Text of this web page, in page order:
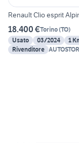
Renault Clio esprit
18.400 €Torino(TO)
Usato
03/2024 1
Rivenditore